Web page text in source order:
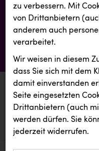
aktuelle aussendungen
aktuelle aussendungen
zu verbessern. Mit
von Drittanbietern
anderem auch
verarbeitet.
Wir weisen in diesem
dass Sie sich mit dem
damit ein­ver­standen
Seite eingesetzten
Drittanbietern (auch
werden dürfen. Sie
jederzeit widerrufen.